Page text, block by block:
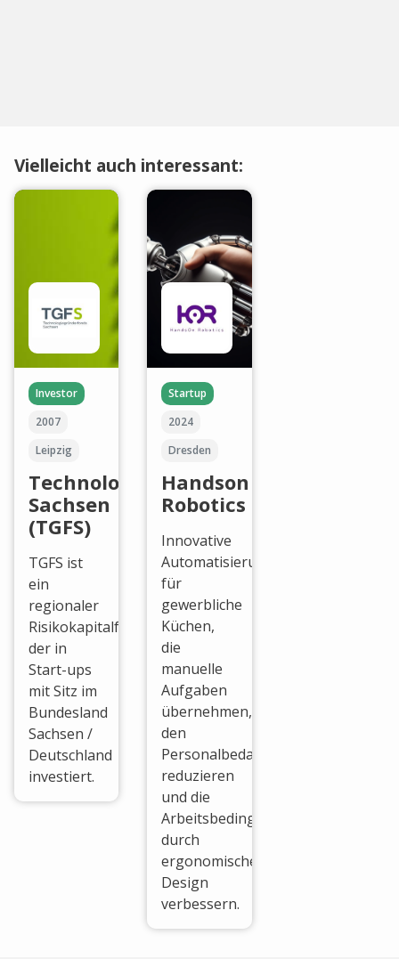
Vielleicht auch interessant:
Investor
2007
Leipzig
Technologiegründerfonds
Sachsen
(TGFS)
TGFS ist
ein
regionaler
Risikokapitalfonds,
der in
Start-ups
mit Sitz im
Bundesland
Sachsen /
Deutschland
investiert.
Startup
2024
Dresden
Handson
Robotics
Innovative
Automatisierungslösungen
für
gewerbliche
Küchen,
die
manuelle
Aufgaben
übernehmen,
den
Personalbedarf
reduzieren
und die
Arbeitsbedingungen
durch
ergonomisches
Design
verbessern.